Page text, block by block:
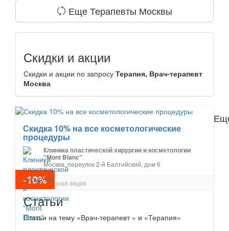
Еще Терапевты Москвы
Скидки и акции
Скидки и акции по запросу Терапия, Врач-терапевт
Москва
-10%
Скидка 10% на все косметологические
процедуры
Клиника пластической хирургии и косметологии
"Mont Blanc"
Москва, переулок 2-й Балтийский, дом 6
Постоянная акция
Статьи
Статьи на тему «Врач-терапевт » и «Терапия»